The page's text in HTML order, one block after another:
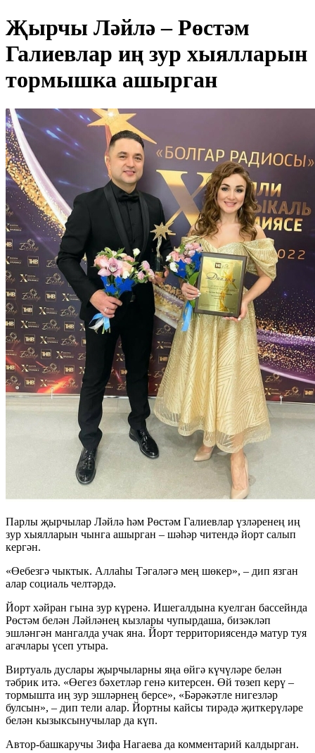
Җырчы Ләйлә – Рөстәм
Галиевлар иң зур хыялларын
тормышка ашырган
Парлы җырчылар Ләйлә һәм Рөстәм Галиевлар үзләренең иң
зур хыялларын чынга ашырган – шәһәр читендә йорт салып
кергән.
«Өебезгә чыктык. Аллаһы Тәгаләгә мең шөкер», – дип язган
алар социаль челтәрдә.
Йорт хәйран гына зур күренә. Ишегалдына куелган бассейнда
Рөстәм белән Ләйләнең кызлары чупырдаша, бизәкләп
эшләнгән мангалда учак яна. Йорт территориясендә матур туя
агачлары үсеп утыра.
Виртуаль дуслары җырчыларны яңа өйгә күчүләре белән
тәбрик итә. «Өегез бәхетләр генә китерсен. Өй төзеп керү –
тормышта иң зур эшләрнең берсе», «Бәрәкәтле нигезләр
булсын», – дип тели алар. Йортны кайсы тирәдә җиткерүләре
белән кызыксынучылар да күп.
Автор-башкаручы Зифа Нагаева да комментарий калдырган.